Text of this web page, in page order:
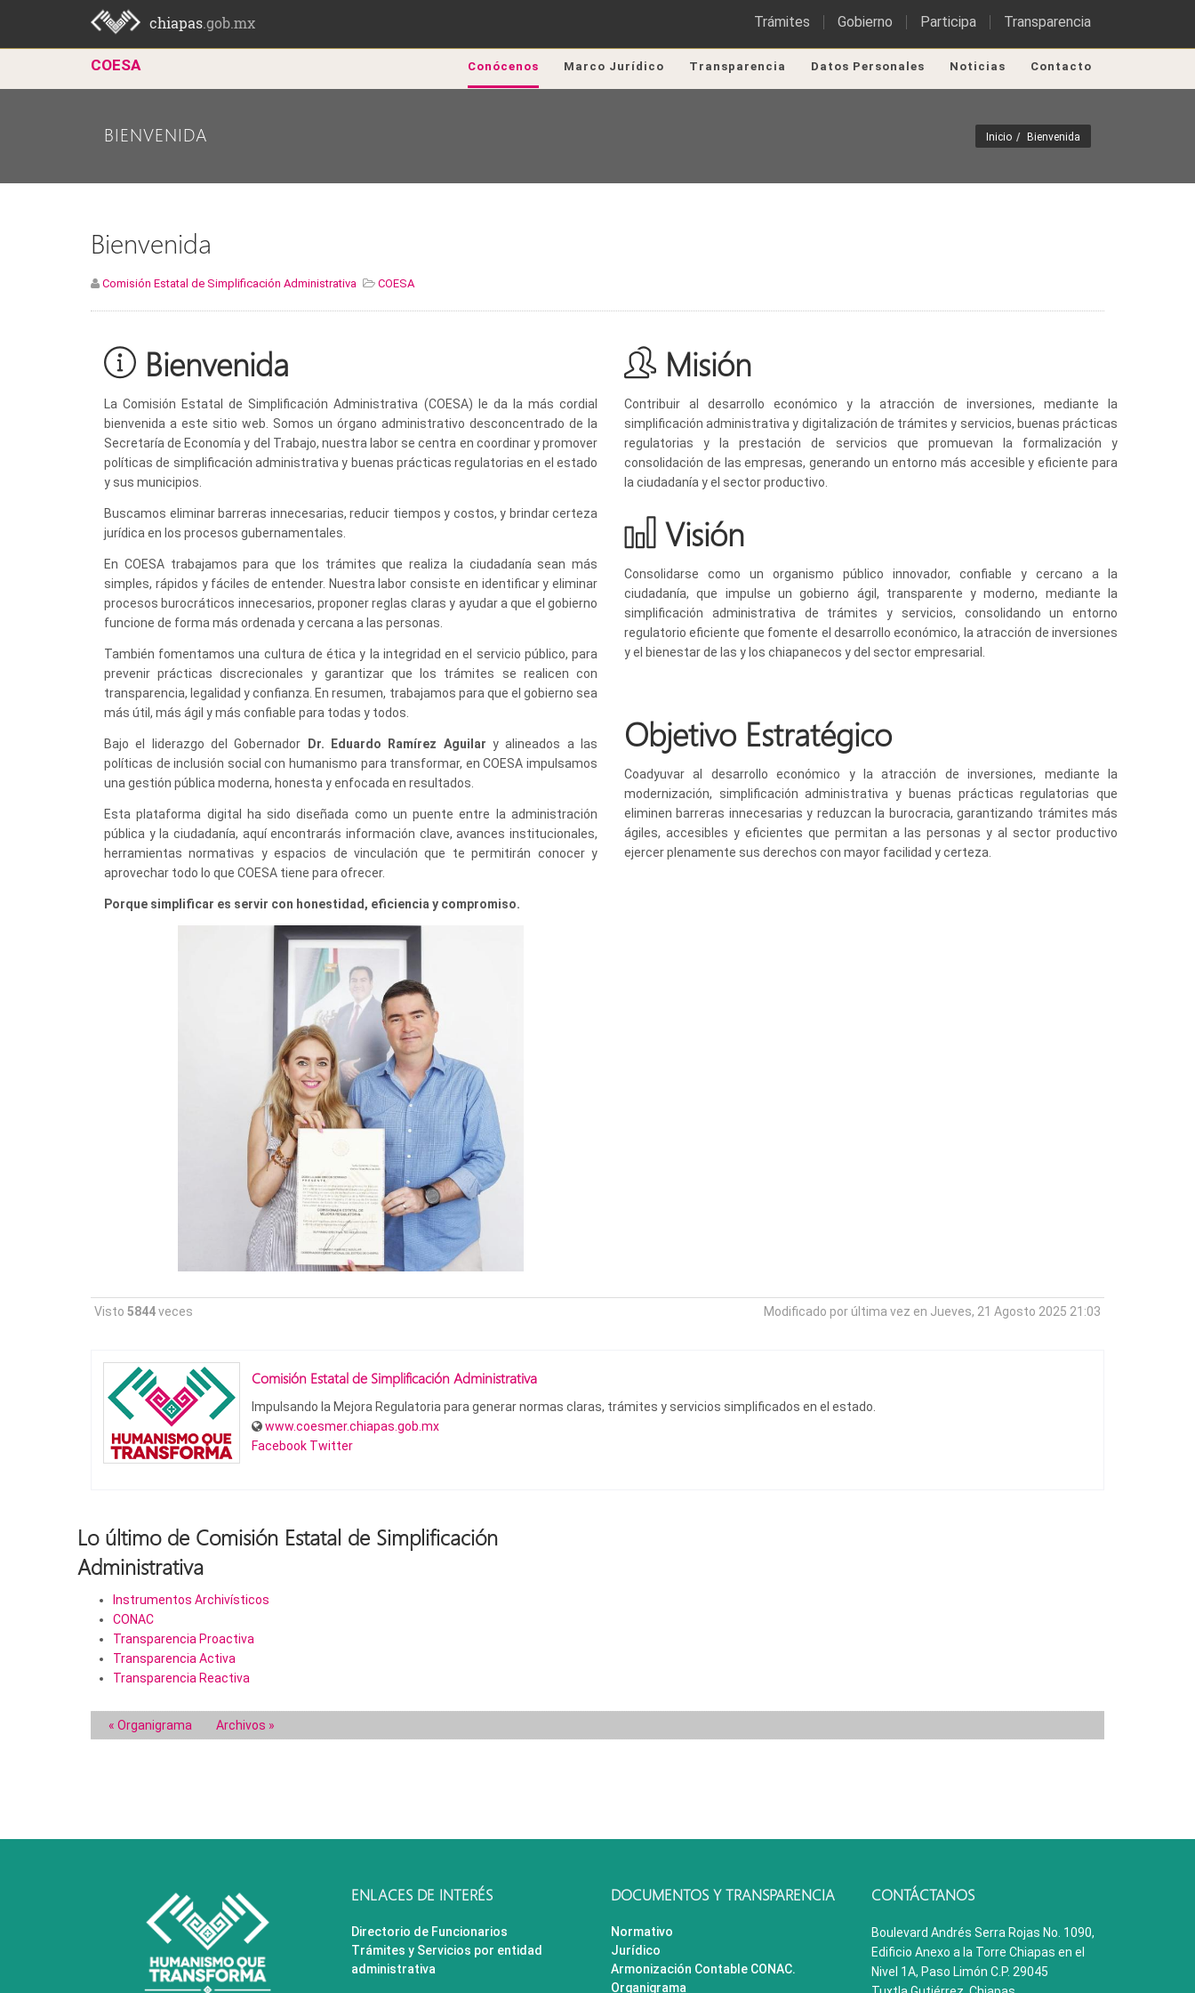
chiapas.gob.mx Trámites Gobierno Participa Transparencia
COESA Conócenos Marco Jurídico Transparencia Datos Personales Noticias Contacto
BIENVENIDA Inicio Bienvenida
Bienvenida
Comisión Estatal de Simplificación Administrativa COESA
Bienvenida
La Comisión Estatal de Simplificación Administrativa (COESA) le da la más cordial
bienvenida a este sitio web. Somos un órgano administrativo desconcentrado de la
Secretaría de Economía y del Trabajo, nuestra labor se centra en coordinar y promover
políticas de simplificación administrativa y buenas prácticas regulatorias en el estado
y sus municipios.
Buscamos eliminar barreras innecesarias, reducir tiempos y costos, y brindar certeza
jurídica en los procesos gubernamentales.
En COESA trabajamos para que los trámites que realiza la ciudadanía sean más
simples, rápidos y fáciles de entender. Nuestra labor consiste en identificar y eliminar
procesos burocráticos innecesarios, proponer reglas claras y ayudar a que el gobierno
funcione de forma más ordenada y cercana a las personas.
También fomentamos una cultura de ética y la integridad en el servicio público, para
prevenir prácticas discrecionales y garantizar que los trámites se realicen con
transparencia, legalidad y confianza. En resumen, trabajamos para que el gobierno sea
más útil, más ágil y más confiable para todas y todos.
Bajo el liderazgo del Gobernador Dr. Eduardo Ramírez Aguilar y alineados a las
políticas de inclusión social con humanismo para transformar, en COESA impulsamos
una gestión pública moderna, honesta y enfocada en resultados.
Esta plataforma digital ha sido diseñada como un puente entre la administración
pública y la ciudadanía, aquí encontrarás información clave, avances institucionales,
herramientas normativas y espacios de vinculación que te permitirán conocer y
aprovechar todo lo que COESA tiene para ofrecer.
Porque simplificar es servir con honestidad, eficiencia y compromiso.
Misión
Contribuir al desarrollo económico y la atracción de inversiones, mediante la
simplificación administrativa y digitalización de trámites y servicios, buenas prácticas
regulatorias y la prestación de servicios que promuevan la formalización y
consolidación de las empresas, generando un entorno más accesible y eficiente para
la ciudadanía y el sector productivo.
Visión
Consolidarse como un organismo público innovador, confiable y cercano a la
ciudadanía, que impulse un gobierno ágil, transparente y moderno, mediante la
simplificación administrativa de trámites y servicios, consolidando un entorno
regulatorio eficiente que fomente el desarrollo económico, la atracción de inversiones
y el bienestar de las y los chiapanecos y del sector empresarial.
Objetivo Estratégico
Coadyuvar al desarrollo económico y la atracción de inversiones, mediante la
modernización, simplificación administrativa y buenas prácticas regulatorias que
eliminen barreras innecesarias y reduzcan la burocracia, garantizando trámites más
ágiles, accesibles y eficientes que permitan a las personas y al sector productivo
ejercer plenamente sus derechos con mayor facilidad y certeza.
Visto 5844veces Modificado por última vez en Jueves, 21 Agosto 2025 21:03
Comisión Estatal de Simplificación Administrativa
Impulsando la Mejora Regulatoria para generar normas claras, trámites y servicios simplificados en el estado.
www.coesmer.chiapas.gob.mx
Facebook Twitter
Lo último de Comisión Estatal de Simplificación
Administrativa
Instrumentos Archivísticos
CONAC
Transparencia Proactiva
Transparencia Activa
Transparencia Reactiva
« Organigrama Archivos »
ENLACES DE INTERÉS
Directorio de Funcionarios
Trámites y Servicios por entidad
administrativa
DOCUMENTOS Y TRANSPARENCIA
Normativo
Jurídico
Armonización Contable CONAC.
Organigrama
CONTÁCTANOS
Boulevard Andrés Serra Rojas No. 1090,
Edificio Anexo a la Torre Chiapas en el
Nivel 1A, Paso Limón C.P. 29045